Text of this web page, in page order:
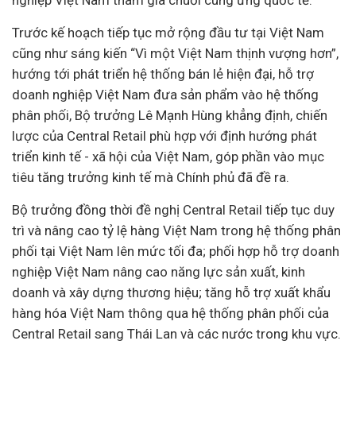
Trước kế hoạch tiếp tục mở rộng đầu tư tại Việt Nam
cũng như sáng kiến “Vì một Việt Nam thịnh vượng hơn”,
hướng tới phát triển hệ thống bán lẻ hiện đại, hỗ trợ
doanh nghiệp Việt Nam đưa sản phẩm vào hệ thống
phân phối, Bộ trưởng Lê Mạnh Hùng khẳng định, chiến
lược của Central Retail phù hợp với định hướng phát
triển kinh tế - xã hội của Việt Nam, góp phần vào mục
tiêu tăng trưởng kinh tế mà Chính phủ đã đề ra.
Bộ trưởng đồng thời đề nghị Central Retail tiếp tục duy
trì và nâng cao tỷ lệ hàng Việt Nam trong hệ thống phân
phối tại Việt Nam lên mức tối đa; phối hợp hỗ trợ doanh
nghiệp Việt Nam nâng cao năng lực sản xuất, kinh
doanh và xây dựng thương hiệu; tăng hỗ trợ xuất khẩu
hàng hóa Việt Nam thông qua hệ thống phân phối của
Central Retail sang Thái Lan và các nước trong khu vực.